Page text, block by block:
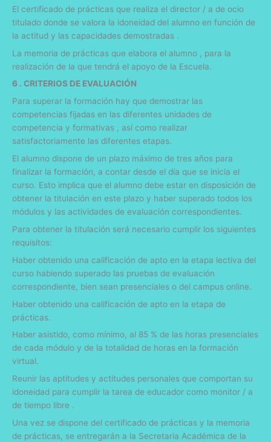
El certificado de prácticas que realiza el director / a de ocio
titulado donde se valora la idoneidad del alumno en función de
la actitud y las capacidades demostradas .
La memoria de prácticas que elabora el alumno , para la
realización de la que tendrá el apoyo de la Escuela.
6 . CRITERIOS DE EVALUACIÓN
Para superar la formación hay que demostrar las
competencias fijadas en las diferentes unidades de
competencia y formativas , así como realizar
satisfactoriamente las diferentes etapas.
El alumno dispone de un plazo máximo de tres años para
finalizar la formación, a contar desde el día que se inicia el
curso. Esto implica que el alumno debe estar en disposición de
obtener la titulación en este plazo y haber superado todos los
módulos y las actividades de evaluación correspondientes.
Para obtener la titulación será necesario cumplir los siguientes
requisitos:
Haber obtenido una calificación de apto en la etapa lectiva del
curso habiendo superado las pruebas de evaluación
correspondiente, bien sean presenciales o del campus online.
Haber obtenido una calificación de apto en la etapa de
prácticas.
Haber asistido, como mínimo, al 85 % de las horas presenciales
de cada módulo y de la totalidad de horas en la formación
virtual.
Reunir las aptitudes y actitudes personales que comportan su
idoneidad para cumplir la tarea de educador como monitor / a
de tiempo libre .
Una vez se dispone del certificado de prácticas y la memoria
de prácticas, se entregarán a la Secretaria Académica de la